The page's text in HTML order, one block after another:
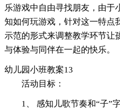
乐游戏中自由寻找朋友，由于
知如何玩游戏，针对这一特点
示范的形式来调整教学环节让
与体验与同伴在一起的快乐。
幼儿园小班教案13
活动目标：
1、 感知儿歌节奏和“子”字